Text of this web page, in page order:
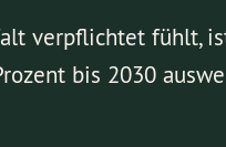
verpflichtet fühlt,
bis 2030